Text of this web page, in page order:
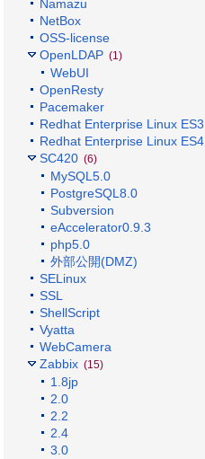
Namazu
NetBox
OSS-license
OpenLDAP (1)
WebUI
OpenResty
Pacemaker
Redhat Enterprise Linux ES3
Redhat Enterprise Linux ES4
SC420 (6)
MySQL5.0
PostgreSQL8.0
Subversion
eAccelerator0.9.3
php5.0
外部公開(DMZ)
SELinux
SSL
ShellScript
Vyatta
WebCamera
Zabbix (15)
1.8jp
2.0
2.2
2.4
3.0